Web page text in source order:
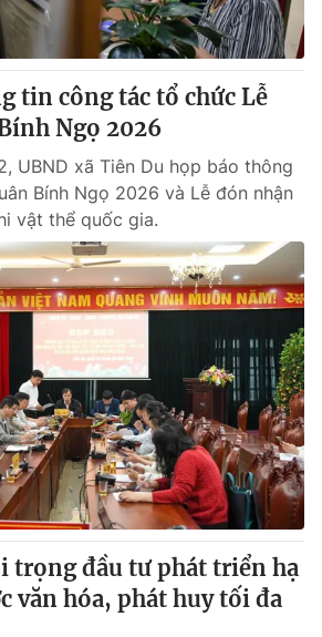
Vươn mình bằng AI
VTV8
English
Truyền hình Việt Nam
báo VTV
in và báo điện tử số 483/GP-BTTTT
Thủy
Thị Mỹ Hạnh, Phạm Quốc Thắng,
355 931 - 024.38 355 932
tin công tác tổ chức Lễ
Ngọ 2026
UBND xã Tiên Du họp báo thông
Bính Ngọ 2026 và Lễ đón nhận
vật thể quốc gia.
trọng đầu tư phát triển hạ
văn hóa, phát huy tối đa